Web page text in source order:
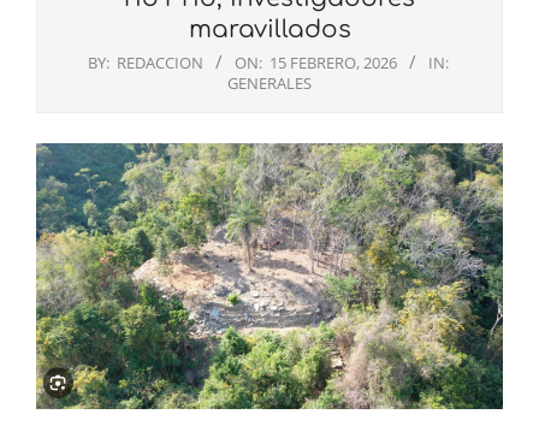
maravillados
BY: REDACCION ON: 15 FEBRERO, 2026
IN:
GENERALES